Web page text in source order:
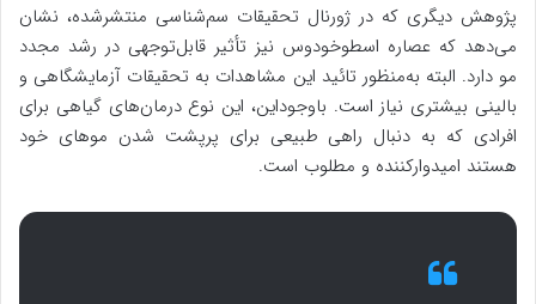
پژوهش دیگری که در ژورنال تحقیقات سم‌شناسی منتشرشده، نشان
می‌دهد که عصاره اسطوخودوس نیز تأثیر قابل‌توجهی در رشد مجدد
مو دارد. البته به‌منظور تائید این مشاهدات به تحقیقات آزمایشگاهی و
بالینی بیشتری نیاز است. باوجوداین، این نوع درمان‌های گیاهی برای
افرادی که به دنبال راهی طبیعی برای پرپشت شدن موهای خود
هستند امیدوارکننده و مطلوب است.